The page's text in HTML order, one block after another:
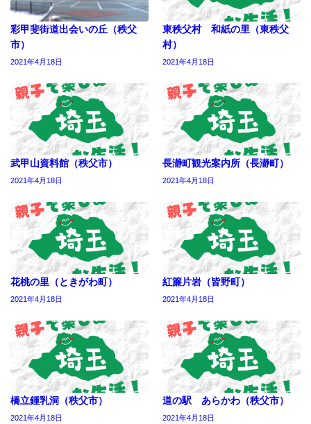
彩甲斐街道出会いの丘（秩父
市）
2021年4月18日
東秩父村 和紙の里（東秩父
村）
2021年4月18日
武甲山資料館（秩父市）
2021年4月18日
長瀞町観光案内所（長瀞町）
2021年4月18日
花桃の里（ときがわ町）
2021年4月18日
紅簾片岩（皆野町）
2021年4月18日
橋立鍾乳洞（秩父市）
2021年4月18日
道の駅 あらかわ（秩父市）
2021年4月18日